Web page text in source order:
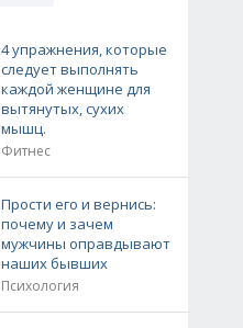
4 упражнения, которые
следует выполнять
каждой женщине для
вытянутых, сухих
мышц.
Фитнес
Прости его и вернись:
почему и зачем
мужчины оправдывают
наших бывших
Психология